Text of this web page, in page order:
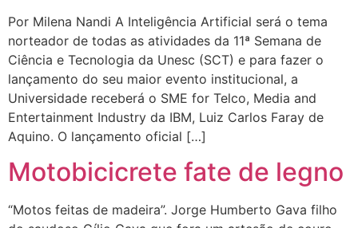
Por Milena Nandi A Inteligência Artificial será o tema
norteador de todas as atividades da 11ª Semana de
Ciência e Tecnologia da Unesc (SCT) e para fazer o
lançamento do seu maior evento institucional, a
Universidade receberá o SME for Telco, Media and
Entertainment Industry da IBM, Luiz Carlos Faray de
Aquino. O lançamento oficial […]
Motobicicrete fate de legno
“Motos feitas de madeira”. Jorge Humberto Gava filho